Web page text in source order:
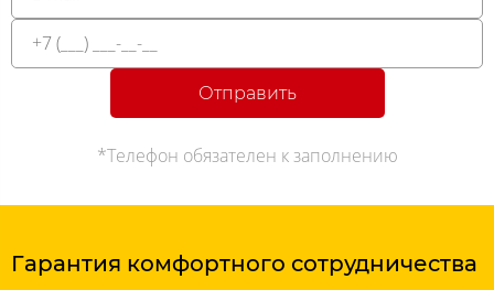
Отправить
*Телефон обязателен к заполнению
Гарантия комфортного сотрудничества